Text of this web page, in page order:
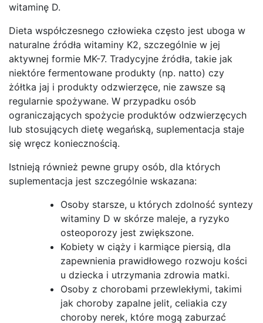
witaminę D.
Dieta współczesnego człowieka często jest uboga w
naturalne źródła witaminy K2, szczególnie w jej
aktywnej formie MK-7. Tradycyjne źródła, takie jak
niektóre fermentowane produkty (np. natto) czy
żółtka jaj i produkty odzwierzęce, nie zawsze są
regularnie spożywane. W przypadku osób
ograniczających spożycie produktów odzwierzęcych
lub stosujących dietę wegańską, suplementacja staje
się wręcz koniecznością.
Istnieją również pewne grupy osób, dla których
suplementacja jest szczególnie wskazana:
Osoby starsze, u których zdolność syntezy
witaminy D w skórze maleje, a ryzyko
osteoporozy jest zwiększone.
Kobiety w ciąży i karmiące piersią, dla
zapewnienia prawidłowego rozwoju kości
u dziecka i utrzymania zdrowia matki.
Osoby z chorobami przewlekłymi, takimi
jak choroby zapalne jelit, celiakia czy
choroby nerek, które mogą zaburzać